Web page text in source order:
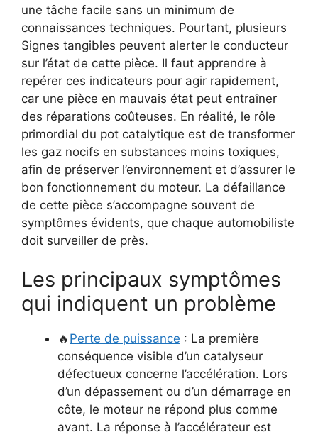
une tâche facile sans un minimum de
connaissances techniques. Pourtant, plusieurs
Signes tangibles peuvent alerter le conducteur
sur l’état de cette pièce. Il faut apprendre à
repérer ces indicateurs pour agir rapidement,
car une pièce en mauvais état peut entraîner
des réparations coûteuses. En réalité, le rôle
primordial du pot catalytique est de transformer
les gaz nocifs en substances moins toxiques,
afin de préserver l’environnement et d’assurer le
bon fonctionnement du moteur. La défaillance
de cette pièce s’accompagne souvent de
symptômes évidents, que chaque automobiliste
doit surveiller de près.
Les principaux symptômes
qui indiquent un problème
🔥 Perte de puissance : La première
conséquence visible d’un catalyseur
défectueux concerne l’accélération. Lors
d’un dépassement ou d’un démarrage en
côte, le moteur ne répond plus comme
avant. La réponse à l’accélérateur est